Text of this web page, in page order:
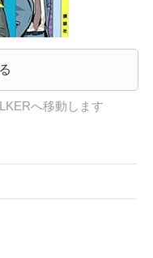
へ移動します